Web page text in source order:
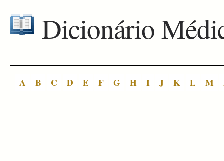
Dicionário
A B C D E F G H I J K L M